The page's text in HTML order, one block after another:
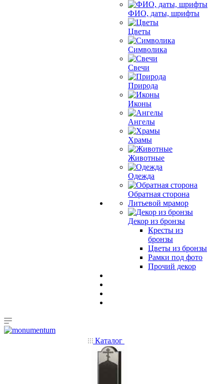
ФИО, даты, шрифты
Цветы
Символика
Свечи
Природа
Иконы
Ангелы
Храмы
Животные
Одежда
Обратная сторона
Литьевой мрамор
Декор из бронзы
Кресты из
бронзы
Цветы из бронзы
Рамки под фото
Прочий декор
Каталог